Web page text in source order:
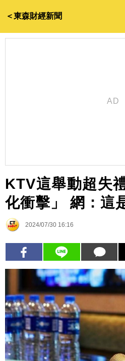
＜東森財經新聞
KTV這舉動超失
化衝擊」 網：這
2024/07/30 16:16